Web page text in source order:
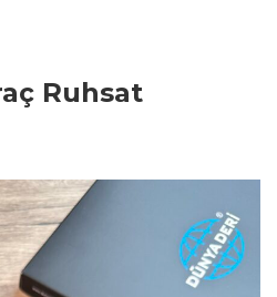
Ruhsat